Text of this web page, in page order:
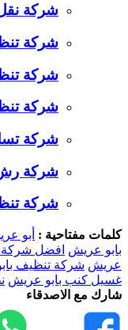
شركة
شركة
شركة
شركة
شركة
شركة رش
شركة
كلمات مفتاحية : أبو
بابو عريش افضل
عريش شركة تنظيف
غسيل كنب بابو عريش
شارك مع الاصدقاء